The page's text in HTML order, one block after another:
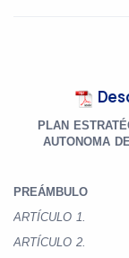
PLAN
AUTONOMA
PREÁMBULO
ARTÍCULO 1.
ARTÍCULO 2.